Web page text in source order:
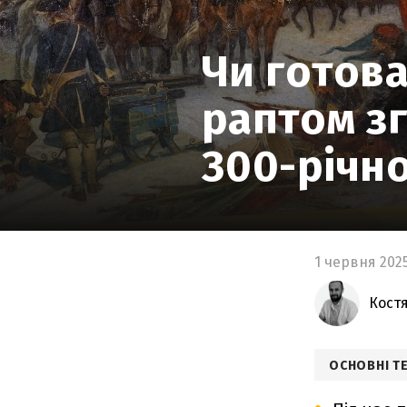
Чи
раптом
300-
1 червня
ОСНОВНІ
6 ЯКОЮ БУЛА ЦІНА ПЕРЕМОГИ